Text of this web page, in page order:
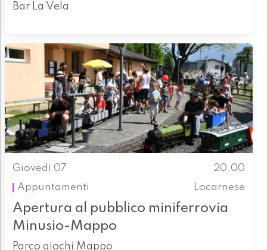
Bar La Vela
Giovedì 07
20.00
Appuntamenti
Locarnese
Apertura al pubblico miniferrovia
Minusio-Mappo
Parco giochi Mappo